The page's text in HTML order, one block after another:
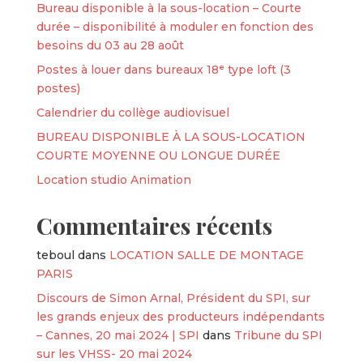
Bureau disponible à la sous-location – Courte
durée – disponibilité à moduler en fonction des
besoins du 03 au 28 août
Postes à louer dans bureaux 18ᵉ type loft (3
postes)
Calendrier du collège audiovisuel
BUREAU DISPONIBLE À LA SOUS-LOCATION
COURTE MOYENNE OU LONGUE DURÉE
Location studio Animation
Commentaires récents
teboul dans LOCATION SALLE DE MONTAGE
PARIS
Discours de Simon Arnal, Président du SPI, sur
les grands enjeux des producteurs indépendants
– Cannes, 20 mai 2024 | SPI dans Tribune du SPI
sur les VHSS- 20 mai 2024